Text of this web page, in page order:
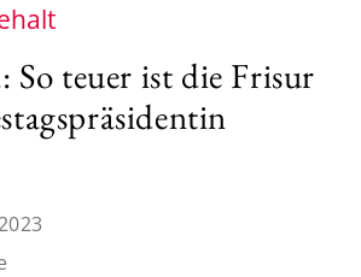
So teuer ist die Frisur